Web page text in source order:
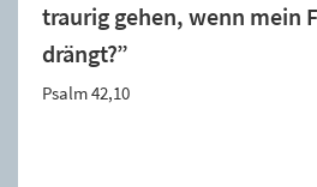
traurig gehen, wenn mein
drängt?”
Psalm 42,10